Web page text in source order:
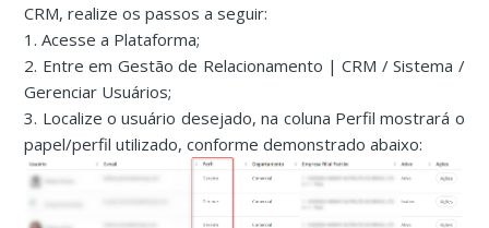
CRM, realize os passos a seguir:
1. Acesse a Plataforma;
2. Entre em Gestão de Relacionamento | CRM / Sistema /
Gerenciar Usuários;
3. Localize o usuário desejado, na coluna Perfil mostrará o
papel/perfil utilizado, conforme demonstrado abaixo: